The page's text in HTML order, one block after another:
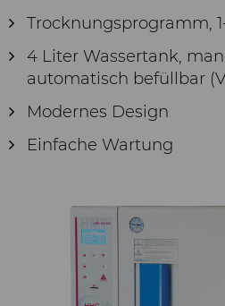
Trocknungsprogramm,
4 Liter Wassertank,
automatisch befüllbar
Modernes Design
Einfache Wartung